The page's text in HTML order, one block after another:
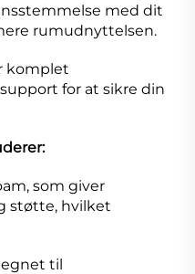
med dit
rumudnyttelsen.
komplet
for at sikre din
som giver
støtte, hvilket
egnet til